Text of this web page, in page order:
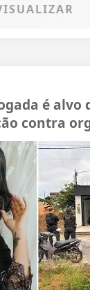
é alvo
contra